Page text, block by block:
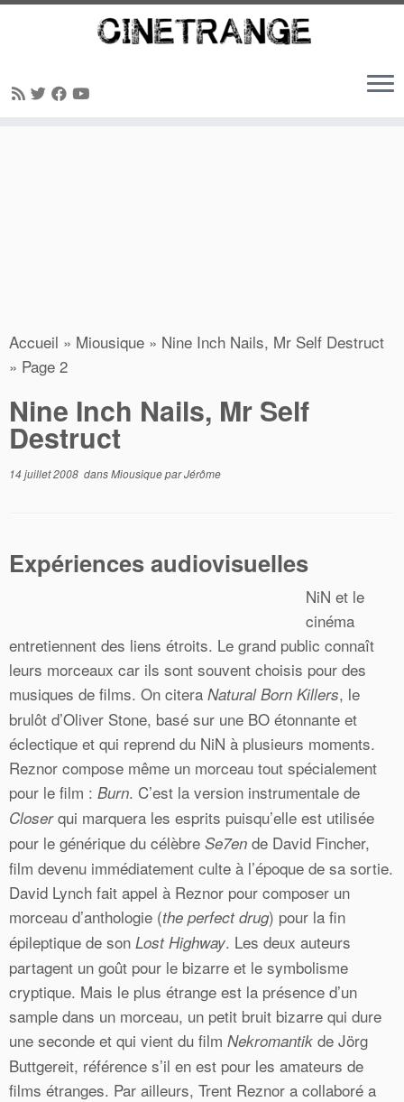
Accueil » Miousique » Nine Inch Nails, Mr Self Destruct
» Page 2
Nine Inch Nails, Mr Self
Destruct
14 juillet 2008 dansMiousiqueparJérôme
Expériences audiovisuelles
NiN et le
cinéma
entretiennent des liens étroits. Le grand public connaît
leurs morceaux car ils sont souvent choisis pour des
musiques de films. On citera Natural Born Killers, le
brulôt d’Oliver Stone, basé sur une BO étonnante et
éclectique et qui reprend du NiN à plusieurs moments.
Reznor compose même un morceau tout spécialement
pour le film : Burn. C’est la version instrumentale de
Closerqui marquera les esprits puisqu’elle est utilisée
pour le générique du célèbre Se7en de David Fincher,
film devenu immédiatement culte à l’époque de sa sortie.
David Lynch fait appel à Reznor pour composer un
morceau d’anthologie (the perfect drug) pour la fin
épileptique de son Lost Highway. Les deux auteurs
partagent un goût pour le bizarre et le symbolisme
cryptique. Mais le plus étrange est la présence d’un
sample dans un morceau, un petit bruit bizarre qui dure
une seconde et qui vient du film Nekromantik de Jörg
Buttgereit, référence s’il en est pour les amateurs de
films étranges. Par ailleurs, Trent Reznor a collaboré a